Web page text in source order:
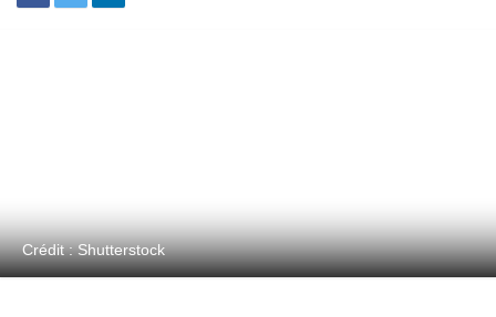
Crédit : Shutterstock